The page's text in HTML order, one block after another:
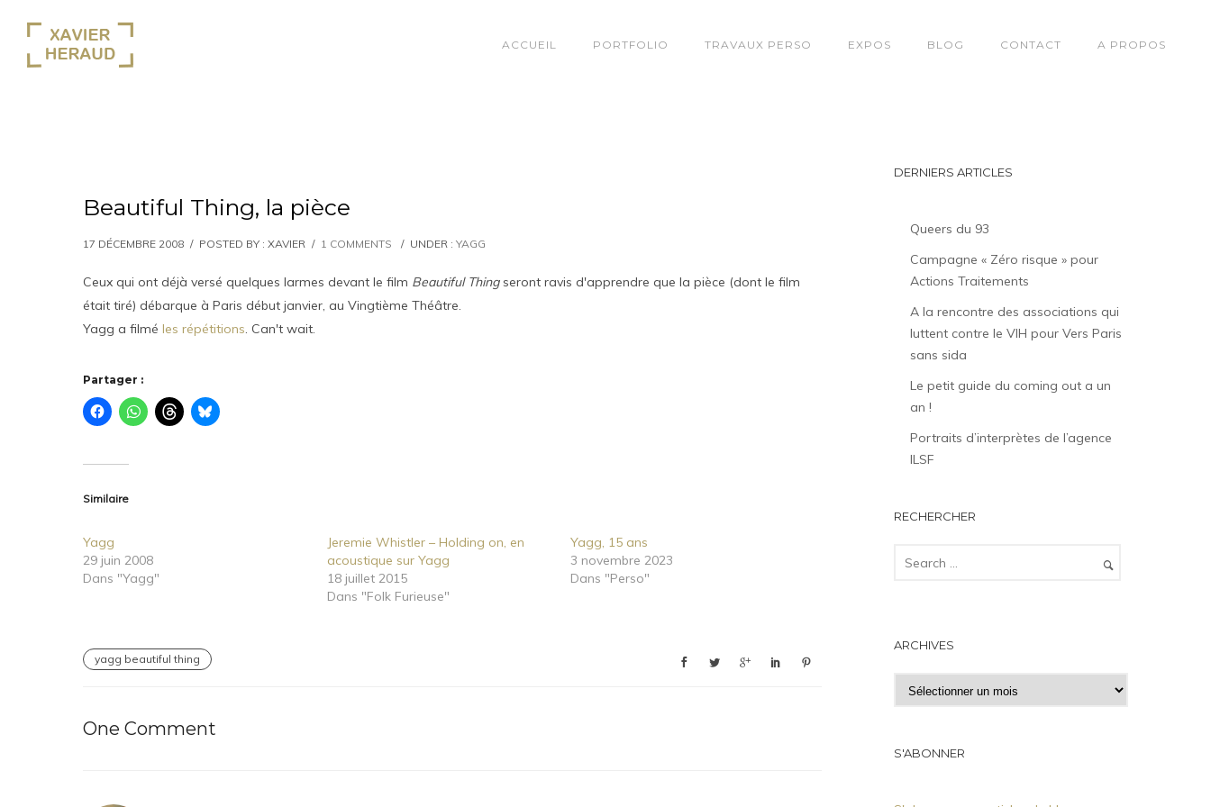
ACCUEIL PORTFOLIO TRAVAUX PERSO EXPOS BLOG CONTACT A PROPOS
Beautiful Thing, la pièce
17 DÉCEMBRE 2008 / POSTED BY : XAVIER / 1 COMMENTS / UNDER : YAGG
Ceux qui ont déjà versé quelques larmes devant le film Beautiful Thingseront ravis d'apprendre que la pièce (dont le film
était tiré) débarque à Paris début janvier, au Vingtième Théâtre.
Yagg a filmé les répétitions. Can't wait.
Partager :
Similaire
Yagg
29 juin 2008
Dans "Yagg"
Jeremie Whistler – Holding on, en
acoustique sur Yagg
18 juillet 2015
Dans "Folk Furieuse"
Yagg, 15 ans
3 novembre 2023
Dans "Perso"
yagg beautiful thing
One Comment
DERNIERS ARTICLES
Queers du 93
Campagne « Zéro risque » pour
Actions Traitements
A la rencontre des associations qui
luttent contre le VIH pour Vers Paris
sans sida
Le petit guide du coming out a un
an !
Portraits d’interprètes de l’agence
ILSF
RECHERCHER
ARCHIVES
r
h
S'ABONNER